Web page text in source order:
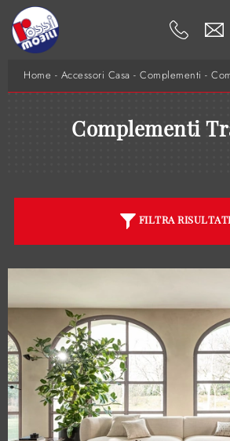
Home - Accessori Casa - Complementi -
Complementi
FILTRA